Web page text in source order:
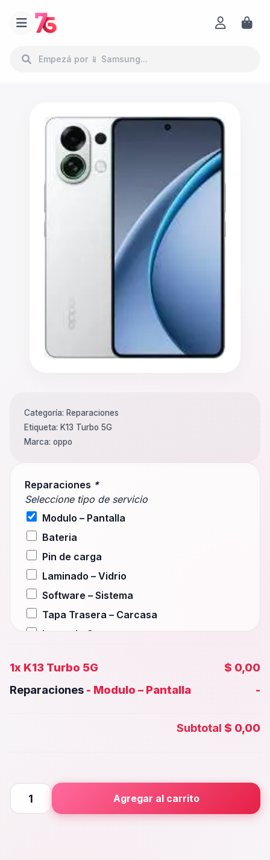
Reparaciones *
Seleccione tipo de servicio
Modulo – Pantalla
Bateria
Pin de carga
Laminado – Vidrio
Software – Sistema
Tapa Trasera – Carcasa
Lente de Camara
Wifi – Señal – Antena
Camara Trasera
Placa Principal
1x K13 Turbo 5G
$ 0,00
Reparaciones - Modulo – Pantalla -
Subtotal $ 0,00
Turbo
Agregar al carrito
Categoría: Reparaciones
Etiqueta: K13 Turbo 5G
Marca: oppo